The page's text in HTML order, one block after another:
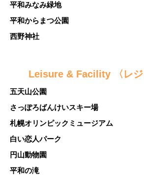
平和みなみ緑地
平和からまつ公園
西野神社
Leisure & Facility 〈レジ
五天山公園
さっぽろばんけいスキー場
札幌オリンピックミュージアム
白い恋人パーク
円山動物園
平和の滝